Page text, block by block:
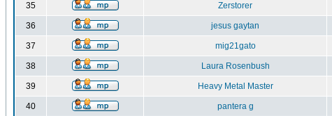
35 Zerstorer
36 jesus gaytan
37 mig21gato
38 Laura Rosenbush
39 Heavy Metal Master
40 pantera g